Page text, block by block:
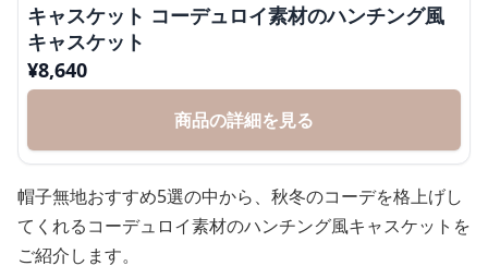
キャスケット コーデュロイ素材のハンチング風
キャスケット
¥8,640
商品の詳細を見る
帽子無地おすすめ5選の中から、秋冬のコーデを格上げし
てくれるコーデュロイ素材のハンチング風キャスケットを
ご紹介します。